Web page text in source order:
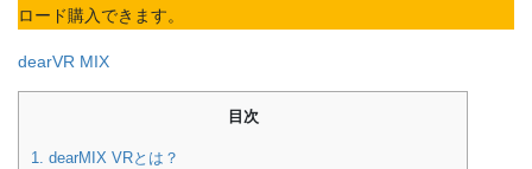
ロード購入できます。
dearVR MIX
目次
1. dearMIX VRとは？